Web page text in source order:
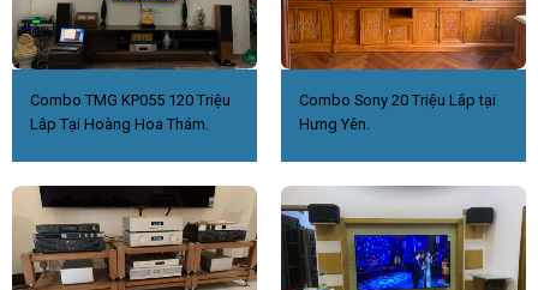
Combo TMG KP055 120 Triệu
Lắp Tại Hoàng Hoa Thám.
Combo Sony 20 Triệu Lắp tại
Hưng Yên.